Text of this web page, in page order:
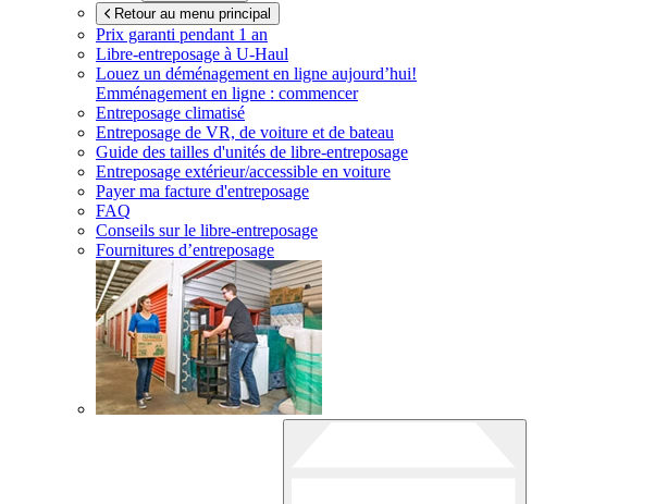
Retour au menu principal
Prix garanti pendant 1 an
Libre-entreposage à U-Haul
Louez un déménagement en ligne aujourd’hui!
Emménagement en ligne : commencer
Entreposage climatisé
Entreposage de VR, de voiture et de bateau
Guide des tailles d'unités de libre-entreposage
Entreposage extérieur/accessible en voiture
Payer ma facture d'entreposage
FAQ
Conseils sur le libre-entreposage
Fournitures d’entreposage